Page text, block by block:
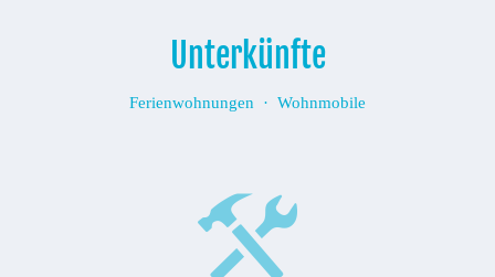
Unterkünfte
Ferienwohnungen · Wohnmobile